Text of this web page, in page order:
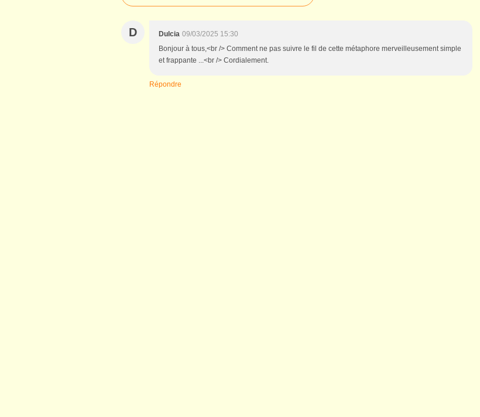
D Dulcia 09/03/2025 15:30
Bonjour à tous,<br /> Comment ne pas suivre le fil de cette métaphore merveilleusement simple
et frappante ...<br /> Cordialement.
Répondre